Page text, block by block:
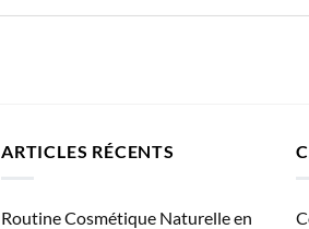
ARTICLES RÉCENTS
Routine Cosmétique Naturelle en